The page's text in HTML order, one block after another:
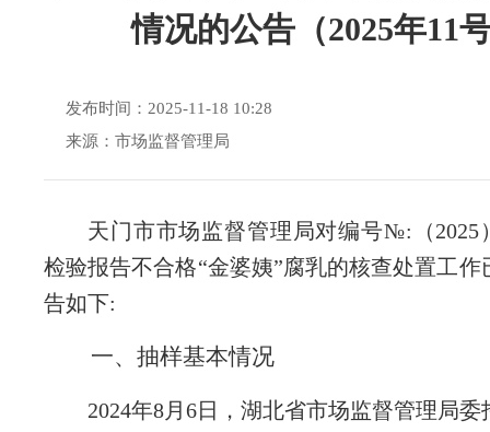
情况的公告（2025年11
发布时间：2025-11-18 10:28
来源：市场监督管理局
天门市市场监督管理局对编号№:（2025
检验报告不合格“金婆姨”腐乳的核查处置工作
告如下:
一、抽样基本情况
2024年8月6日，湖北省市场监督管理局